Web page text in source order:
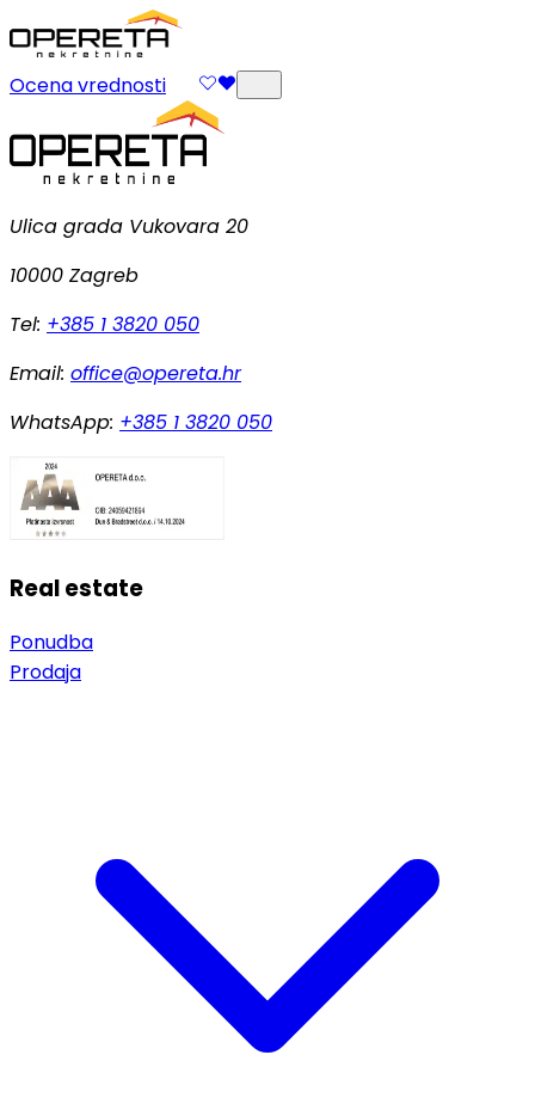
Ocena vrednosti
Ulica grada Vukovara 20
10000 Zagreb
Tel: +385 1 3820 050
Email: office@opereta.hr
WhatsApp: +385 1 3820 050
Real estate
Ponudba
Prodaja